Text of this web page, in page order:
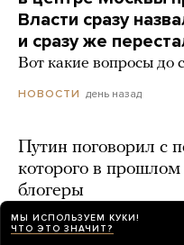
Власти сразу
и сразу же
Вот какие вопросы до
НОВОСТИ день назад
Путин поговорил с
которого в прошлом
блогеры
день назад
МЫ ИСПОЛЬЗУЕМ КУКИ!
ЧТО ЭТО ЗНАЧИТ?